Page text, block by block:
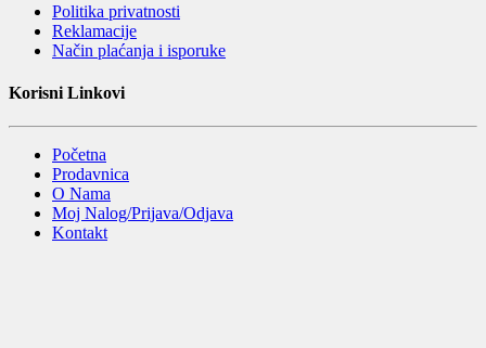
Politika privatnosti
Reklamacije
Način plaćanja i isporuke
Korisni Linkovi
Početna
Prodavnica
O Nama
Moj Nalog/Prijava/Odjava
Kontakt